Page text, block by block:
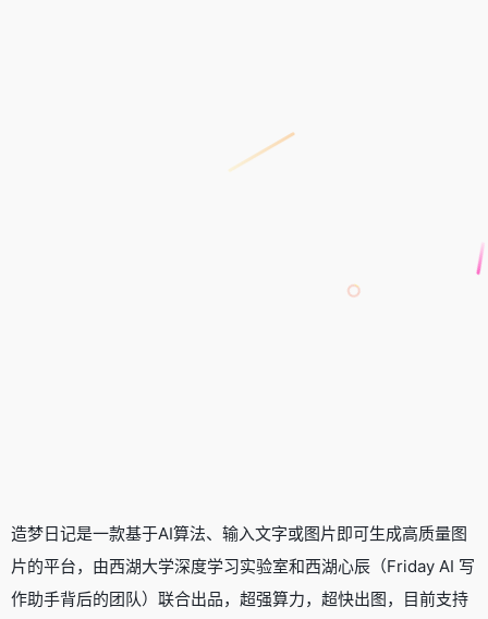
造梦日记是一款基于AI算法、输入文字或图片即可生成高质量图
片的平台，由西湖大学深度学习实验室和西湖心辰（Friday AI 写
作助手背后的团队）联合出品，超强算力，超快出图，目前支持